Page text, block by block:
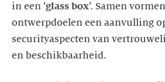
in een ‘glass box’. Samen
ontwerpdoelen een aanvulling
securityaspecten van